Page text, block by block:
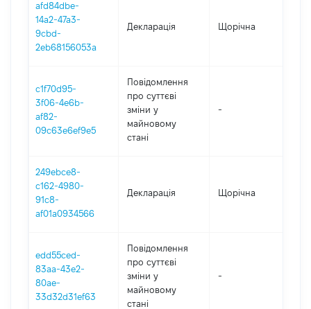
afd84dbe-
14a2-47a3-
9cbd-
2eb68156053a
Декларація Щорічна
c1f70d95-
3f06-4e6b-
af82-
09c63e6ef9e5
Повідомлення
про суттєві
зміни y
майновому
стані
-
249ebce8-
c162-4980-
91c8-
af01a0934566
Декларація Щорічна
edd55ced-
83aa-43e2-
80ae-
33d32d31ef63
Повідомлення
про суттєві
зміни y
майновому
стані
-